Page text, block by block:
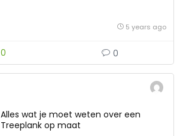
5 years ago
0 0
Alles wat je moet weten over een
Treeplank op maat